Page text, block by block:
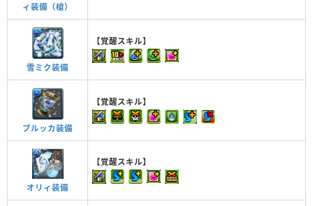
ィ装備（槍）
雪ミク装備
【覚醒スキル】
ブルッカ装備
【覚醒スキル】
オリィ装備
【覚醒スキル】